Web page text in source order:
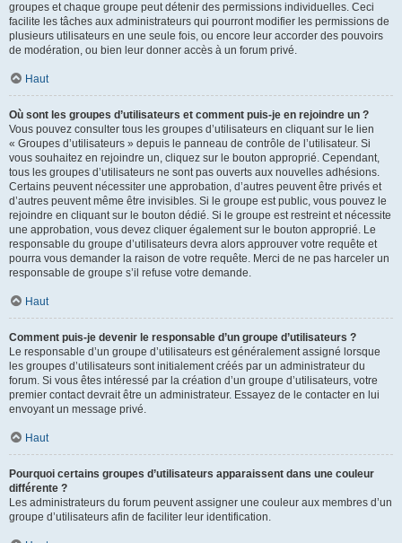
groupes et chaque groupe peut détenir des permissions individuelles. Ceci
facilite les tâches aux administrateurs qui pourront modifier les permissions de
plusieurs utilisateurs en une seule fois, ou encore leur accorder des pouvoirs
de modération, ou bien leur donner accès à un forum privé.
Haut
Où sont les groupes d’utilisateurs et comment puis-je en rejoindre un ?
Vous pouvez consulter tous les groupes d’utilisateurs en cliquant sur le lien
« Groupes d’utilisateurs » depuis le panneau de contrôle de l’utilisateur. Si
vous souhaitez en rejoindre un, cliquez sur le bouton approprié. Cependant,
tous les groupes d’utilisateurs ne sont pas ouverts aux nouvelles adhésions.
Certains peuvent nécessiter une approbation, d’autres peuvent être privés et
d’autres peuvent même être invisibles. Si le groupe est public, vous pouvez le
rejoindre en cliquant sur le bouton dédié. Si le groupe est restreint et nécessite
une approbation, vous devez cliquer également sur le bouton approprié. Le
responsable du groupe d’utilisateurs devra alors approuver votre requête et
pourra vous demander la raison de votre requête. Merci de ne pas harceler un
responsable de groupe s’il refuse votre demande.
Haut
Comment puis-je devenir le responsable d’un groupe d’utilisateurs ?
Le responsable d’un groupe d’utilisateurs est généralement assigné lorsque
les groupes d’utilisateurs sont initialement créés par un administrateur du
forum. Si vous êtes intéressé par la création d’un groupe d’utilisateurs, votre
premier contact devrait être un administrateur. Essayez de le contacter en lui
envoyant un message privé.
Haut
Pourquoi certains groupes d’utilisateurs apparaissent dans une couleur
différente ?
Les administrateurs du forum peuvent assigner une couleur aux membres d’un
groupe d’utilisateurs afin de faciliter leur identification.